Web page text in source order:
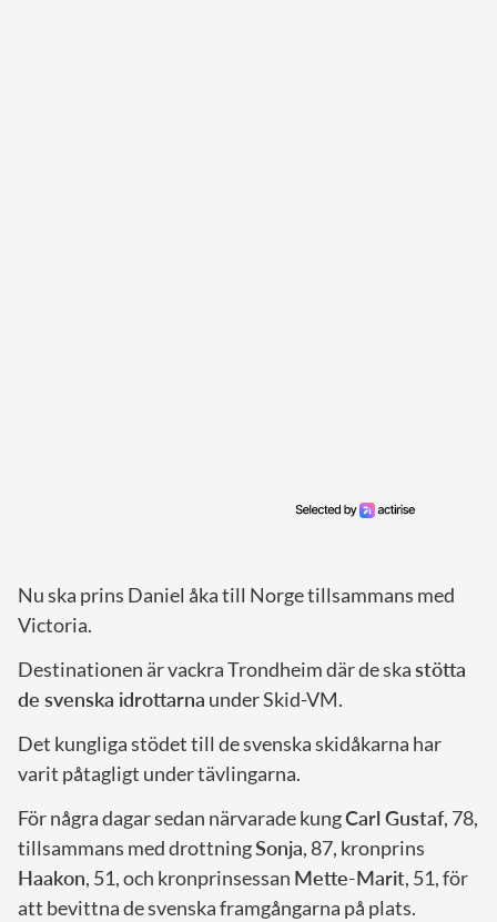
Nu ska prins Daniel åka till Norge tillsammans med
Victoria.
Destinationen är vackra Trondheim där de skastötta
de svenska idrottarna under Skid-VM.
Det kungliga stödet till de svenska skidåkarna har
varit påtagligt under tävlingarna.
För några dagar sedan närvarade kungCarl Gustaf, 78,
tillsammans med drottningSonja, 87, kronprins
Haakon, 51, och kronprinsessan Mette-Marit, 51, för
att bevittna de svenska framgångarna på plats.